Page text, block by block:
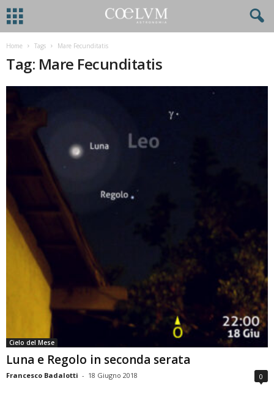
Home Tags Mare Fecunditatis
Tag: Mare Fecunditatis
Cielo del Mese
Luna e Regolo in seconda serata
Francesco Badalotti - 18 Giugno 2018 0